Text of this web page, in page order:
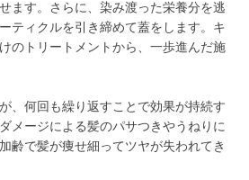
ます。さらに、染み渡った栄養分を逃
ティクルを引き締めて蓋をします。キ
のトリートメントから、一歩進んだ施
、何回も繰り返すことで効果が持続す
メージによる髪のパサつきやうねりに
齢で髪が痩せ細ってツヤが失われてき